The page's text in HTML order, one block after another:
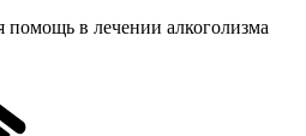
помощь в лечении алкоголизма